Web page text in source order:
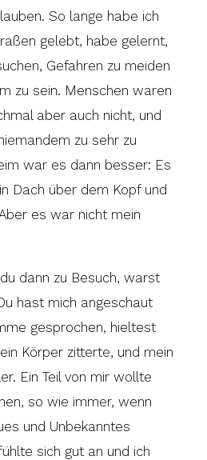
So lange habe ich
gelebt, habe gelernt,
Gefahren zu meiden
zu sein. Menschen waren
aber auch nicht, und
zu sehr zu
war es dann besser: Es
Dach über dem Kopf und
es war nicht mein
dann zu Besuch, warst
hast mich angeschaut
gesprochen, hieltest
Körper zitterte, und mein
Ein Teil von mir wollte
so wie immer, wenn
und Unbekanntes
sich gut an und ich